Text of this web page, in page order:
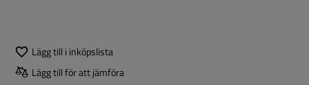
Lägg till i inköpslista
Lägg till för att jämföra